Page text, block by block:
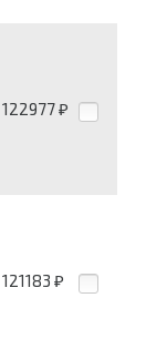
122977 ₽
121183 ₽